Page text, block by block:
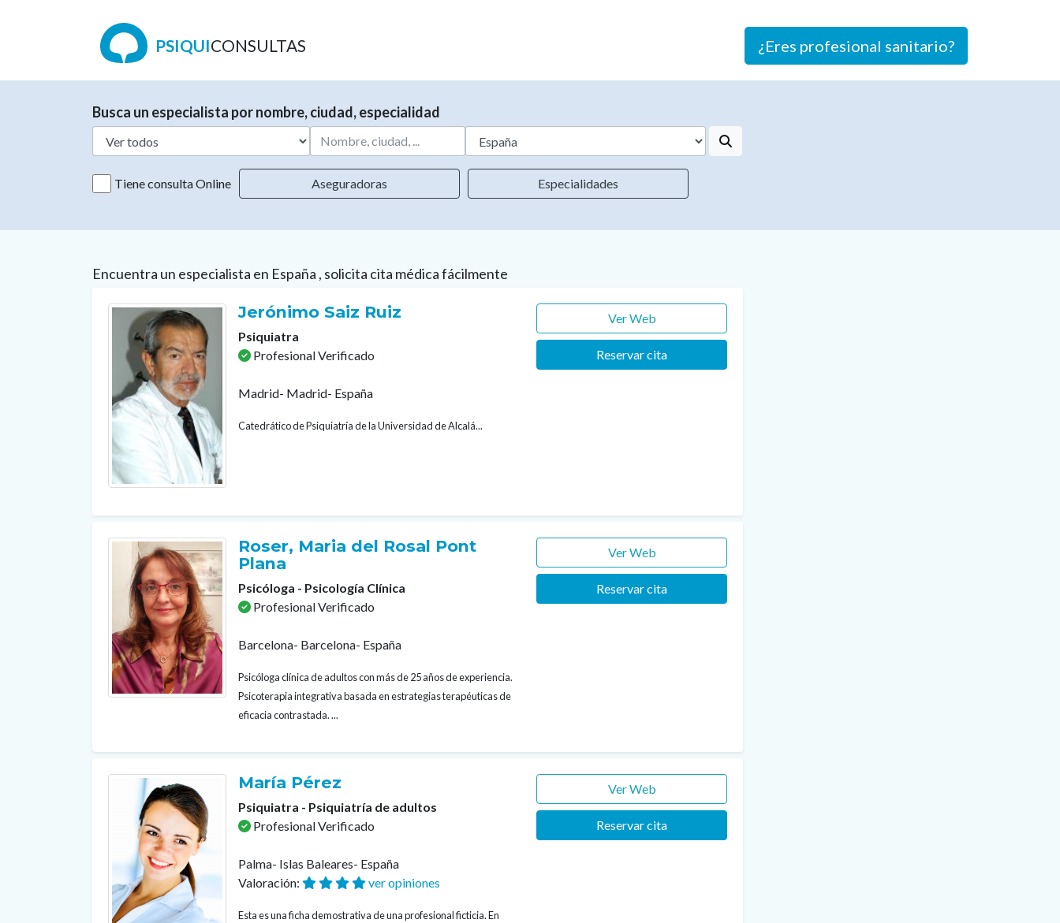
PSIQUICONSULTAS ¿Eres profesional sanitario?
Busca un especialista por nombre, ciudad, especialidad
Tiene consulta Online Aseguradoras Especialidades
Encuentra un especialista en España , solicita cita médica fácilmente
Jerónimo Saiz Ruiz
Psiquiatra
Profesional Verificado
Madrid- Madrid- España
Catedrático de Psiquiatría de la Universidad de Alcalá...
Ver Web
Reservar cita
Roser, Maria del Rosal Pont
Plana
Psicóloga - Psicología Clínica
Profesional Verificado
Barcelona- Barcelona- España
Psicóloga clínica de adultos con más de 25 años de experiencia.
Psicoterapia integrativa basada en estrategias terapéuticas de
eficacia contrastada. ...
Ver Web
Reservar cita
María Pérez
Psiquiatra - Psiquiatría de adultos
Profesional Verificado
Palma- Islas Baleares- España
Valoración:
ver opiniones
Esta es una ficha demostrativa de una profesional ficticia. En
Ver Web
Reservar cita